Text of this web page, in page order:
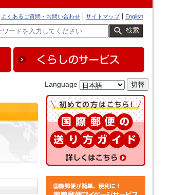
English
サイトマップ
よくあるご質問・お問い合わせ
検索
Language